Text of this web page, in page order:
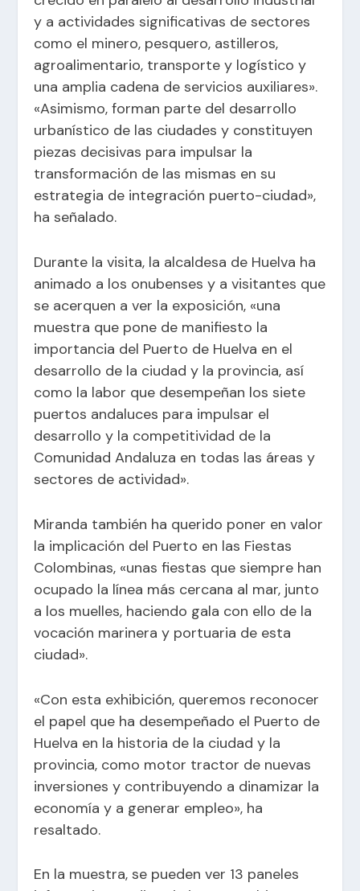
y a actividades significativas de sectores
como el minero, pesquero, astilleros,
agroalimentario, transporte y logístico y
una amplia cadena de servicios auxiliares».
«Asimismo, forman parte del desarrollo
urbanístico de las ciudades y constituyen
piezas decisivas para impulsar la
transformación de las mismas en su
estrategia de integración puerto-ciudad»,
ha señalado.
Durante la visita, la alcaldesa de Huelva ha
animado a los onubenses y a visitantes que
se acerquen a ver la exposición, «una
muestra que pone de manifiesto la
importancia del Puerto de Huelva en el
desarrollo de la ciudad y la provincia, así
como la labor que desempeñan los siete
puertos andaluces para impulsar el
desarrollo y la competitividad de la
Comunidad Andaluza en todas las áreas y
sectores de actividad».
Miranda también ha querido poner en valor
la implicación del Puerto en las Fiestas
Colombinas, «unas fiestas que siempre han
ocupado la línea más cercana al mar, junto
a los muelles, haciendo gala con ello de la
vocación marinera y portuaria de esta
ciudad».
«Con esta exhibición, queremos reconocer
el papel que ha desempeñado el Puerto de
Huelva en la historia de la ciudad y la
provincia, como motor tractor de nuevas
inversiones y contribuyendo a dinamizar la
economía y a generar empleo», ha
resaltado.
En la muestra, se pueden ver 13 paneles